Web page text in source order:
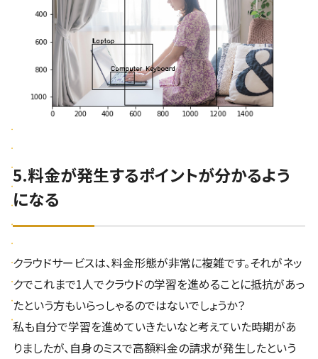
5.料金が発生するポイントが分かるよう
になる
クラウドサービスは、料金形態が非常に複雑です。それがネッ
クでこれまで1人でクラウドの学習を進めることに抵抗があっ
たという方もいらっしゃるのではないでしょうか？
私も自分で学習を進めていきたいなと考えていた時期があ
りましたが、自身のミスで高額料金の請求が発生したという